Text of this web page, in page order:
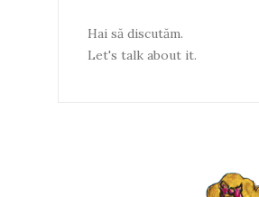
Hai să discutăm.
Let's talk about it.